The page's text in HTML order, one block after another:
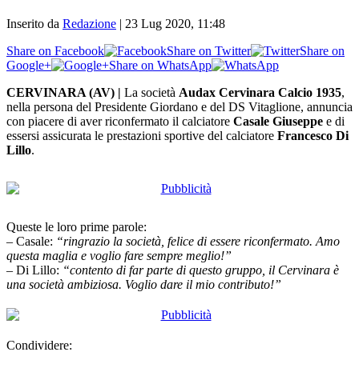
Inserito da Redazione | 23 Lug 2020, 11:48
Share on Facebook
Share on Twitter
Share on
Google+
Share on WhatsApp
CERVINARA (AV) | La società Audax Cervinara Calcio 1935,
nella persona del Presidente Giordano e del DS Vitaglione, annuncia
con piacere di aver riconfermato il calciatore Casale Giuseppe e di
essersi assicurata le prestazioni sportive del calciatore Francesco Di
Lillo.
Queste le loro prime parole:
– Casale: “ringrazio la società, felice di essere riconfermato. Amo
questa maglia e voglio fare sempre meglio!”
– Di Lillo: “contento di far parte di questo gruppo, il Cervinara è
una società ambiziosa. Voglio dare il mio contributo!”
Condividere: